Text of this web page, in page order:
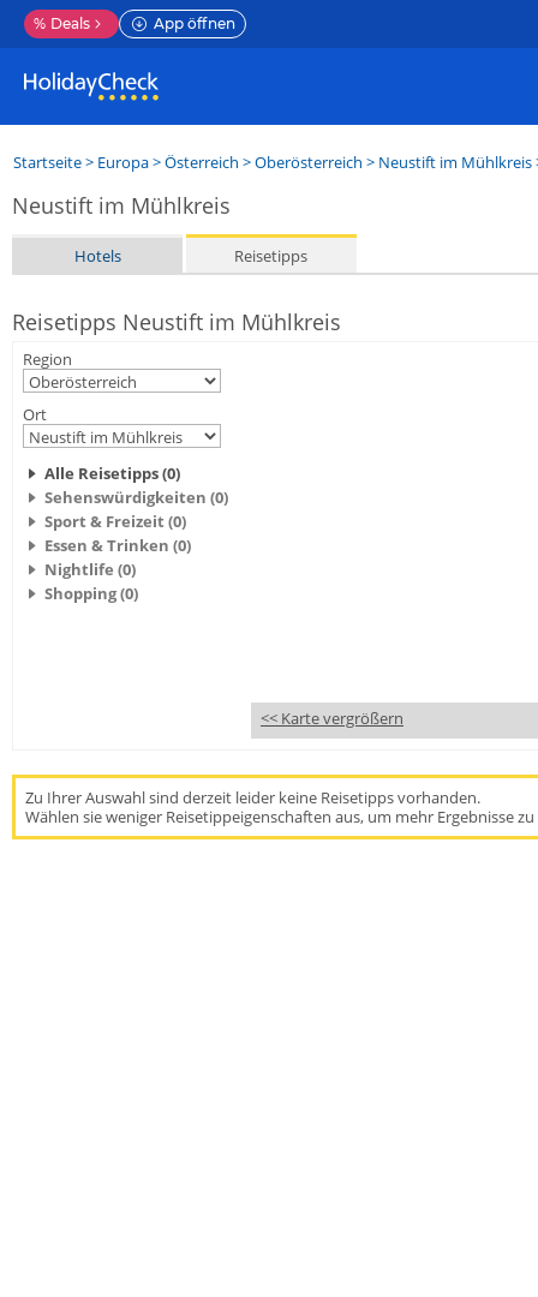
% Deals App öffnen
Startseite> Europa>Österreich >Oberösterreich > Neustift im Mühlkreis
Neustift im Mühlkreis
Hotels Reisetipps
Reisetipps Neustift im Mühlkreis
Region
Ort
Alle Reisetipps (0)
Sehenswürdigkeiten (0)
Sport & Freizeit (0)
Essen & Trinken (0)
Nightlife (0)
Shopping (0)
<< Karte vergrößern
Zu Ihrer Auswahl sind derzeit leider keine Reisetipps vorhanden.
Wählen sie weniger Reisetippeigenschaften aus, um mehr Ergebnisse